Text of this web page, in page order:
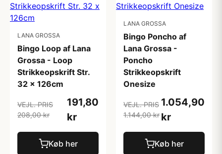
LANA GROSSA
Bingo Loop af Lana
Grossa - Loop
Strikkeopskrift Str.
32 x 126cm
VEJL. PRIS
208,00 kr
191,80
kr
Køb her
LANA GROSSA
Bingo Poncho af
Lana Grossa -
Poncho
Strikkeopskrift
Onesize
VEJL. PRIS
1.144,00 kr
1.054,90
kr
Køb her